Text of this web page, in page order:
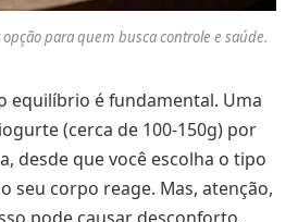
para quem busca controle e saúde.
equilíbrio é fundamental. Uma
(cerca de 100-150g) por
desde que você escolha o tipo
seu corpo reage. Mas, atenção,
pode causar desconforto.